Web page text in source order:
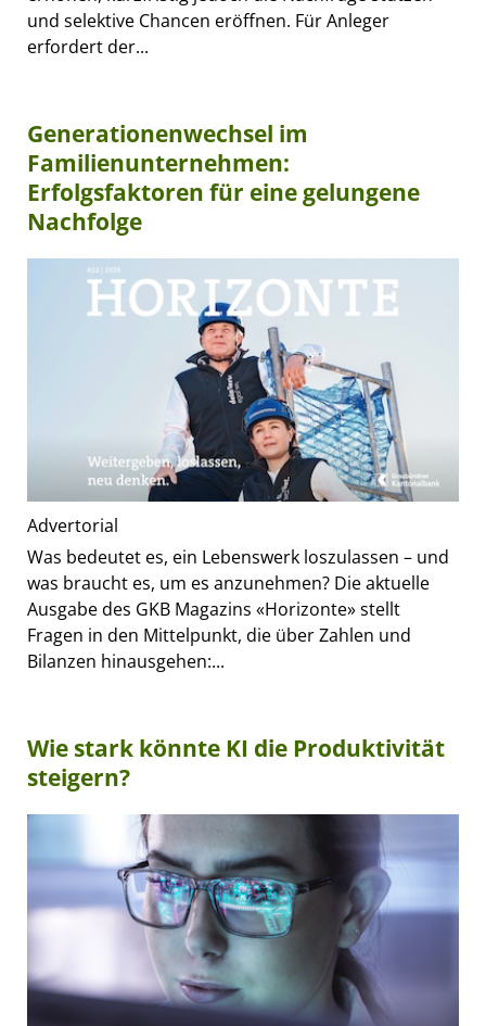
und selektive Chancen eröffnen. Für Anleger
erfordert der...
Generationenwechsel im
Familienunternehmen:
Erfolgsfaktoren für eine gelungene
Nachfolge
Advertorial
Was bedeutet es, ein Lebenswerk loszulassen – und
was braucht es, um es anzunehmen? Die aktuelle
Ausgabe des GKB Magazins «Horizonte» stellt
Fragen in den Mittelpunkt, die über Zahlen und
Bilanzen hinausgehen:...
Wie stark könnte KI die Produktivität
steigern?